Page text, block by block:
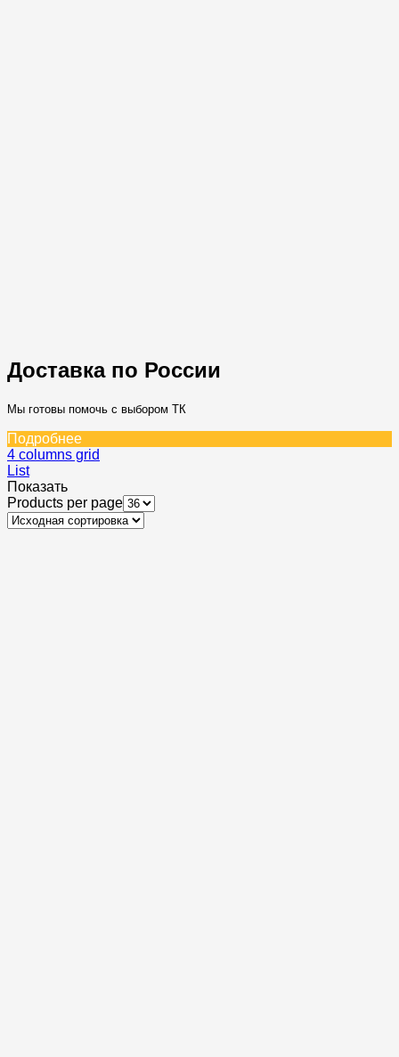
Доставка по России
Мы готовы помочь с выбором ТК
Подробнее
4 columns grid
List
Показать
Products per page